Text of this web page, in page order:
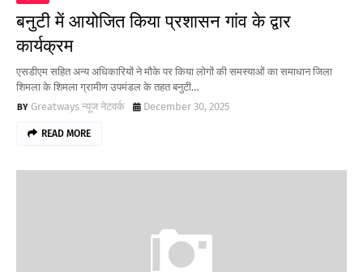
बनुटी में आयोजित किया प्रशासन गांव के द्वार
कार्यक्रम
एसडीएम सहित अन्य अधिकारियों ने मौके पर किया लोगों की समस्याओं का समाधान जिला
शिमला के शिमला ग्रामीण उपमंडल के तहत बनुटी…
Greatways न्यूज नेटवर्क
December 30, 2025
READ MORE